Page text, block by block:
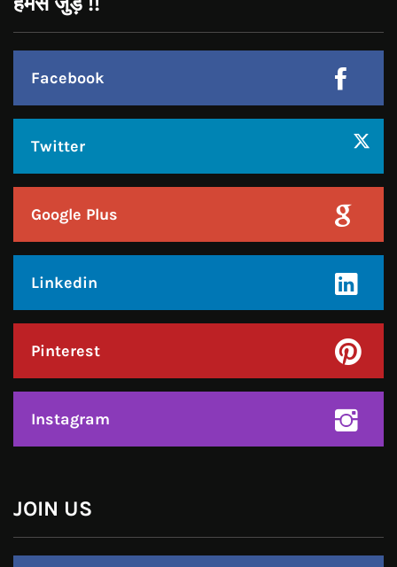
हमसे जुड़े !!
Facebook
Twitter
Google Plus
Linkedin
Pinterest